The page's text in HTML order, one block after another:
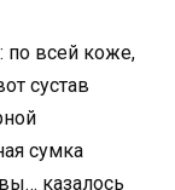
по всей коже,
сустав
сумка
казалось